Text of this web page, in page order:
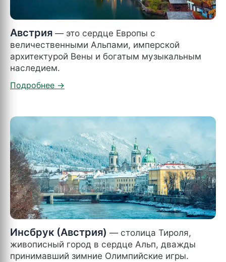
Австрия — это сердце Европы с
величественными Альпами, имперской
архитектурой Вены и богатым музыкальным
наследием.
Инсбрук (Австрия) — столица Тироля,
живописный город в сердце Альп, дважды
принимавший зимние Олимпийские игры.